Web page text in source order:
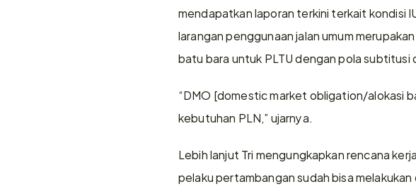
mendapatkan laporan terkini terkait kondisi
larangan penggunaan jalan umum
batu bara untuk PLTU dengan pola subtitusi
“DMO [domestic market obligation/alokasi
kebutuhan PLN,” ujarnya.
Lebih lanjut Tri mengungkapkan rencana
pelaku pertambangan sudah bisa